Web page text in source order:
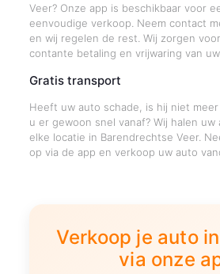
Veer? Onze app is beschikbaar voor
eenvoudige verkoop. Neem contact
en wij regelen de rest. Wij zorgen
contante betaling en vrijwaring van uw
Gratis transport
Heeft uw auto schade, is hij niet
u er gewoon snel vanaf? Wij halen
elke locatie in Barendrechtse Veer.
op via de app en verkoop uw auto
Verkoop je auto
via onze